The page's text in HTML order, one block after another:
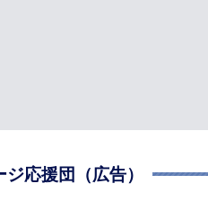
応援団（広告）